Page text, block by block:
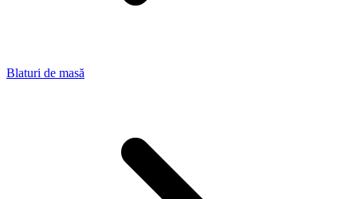
Blaturi de masă